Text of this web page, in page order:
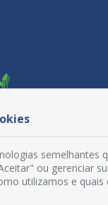
semelhantes
ou gerenciar
utilizamos e